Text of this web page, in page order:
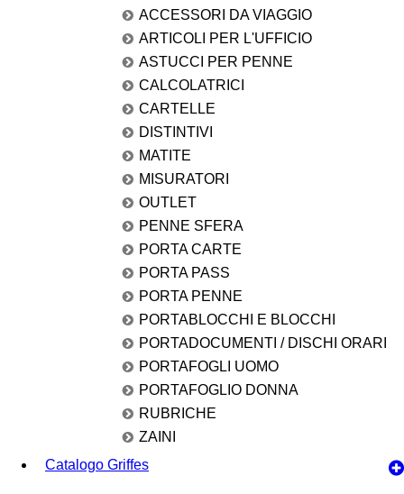
ACCESSORI DA VIAGGIO
ARTICOLI PER L'UFFICIO
ASTUCCI PER PENNE
CALCOLATRICI
CARTELLE
DISTINTIVI
MATITE
MISURATORI
OUTLET
PENNE SFERA
PORTA CARTE
PORTA PASS
PORTA PENNE
PORTABLOCCHI E BLOCCHI
PORTADOCUMENTI / DISCHI ORARI
PORTAFOGLI UOMO
PORTAFOGLIO DONNA
RUBRICHE
ZAINI
Catalogo Griffes